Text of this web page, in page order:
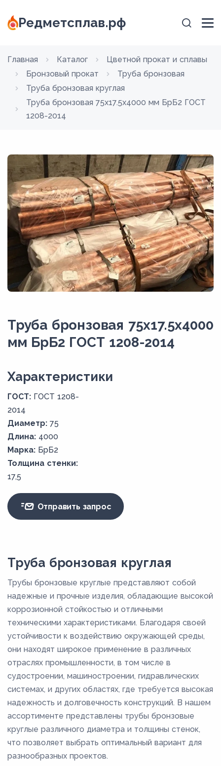
Редметсплав.рф
Главная Каталог
Цветной прокат и сплавы
Бронзовый прокат
Труба бронзовая
Труба бронзовая круглая
Труба бронзовая 75х17.5х4000 мм БрБ2 ГОСТ
1208-2014
Труба бронзовая 75х17.5х4000
мм БрБ2 ГОСТ 1208-2014
Xарактеристики
ГОСТ: ГОСТ 1208-
2014
Диаметр: 75
Длина: 4000
Марка: БрБ2
Толщина стенки:
17,5
Отправить запрос
Труба бронзовая круглая
Трубы бронзовые круглые представляют собой
надежные и прочные изделия, обладающие высокой
коррозионной стойкостью и отличными
техническими характеристиками. Благодаря своей
устойчивости к воздействию окружающей среды,
они находят широкое применение в различных
отраслях промышленности, в том числе в
судостроении, машиностроении, гидравлических
системах, и других областях, где требуется высокая
надежность и долговечность конструкций. В нашем
ассортименте представлены трубы бронзовые
круглые различного диаметра и толщины стенок,
что позволяет выбрать оптимальный вариант для
разнообразных проектов.